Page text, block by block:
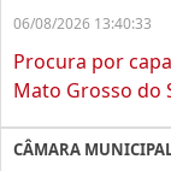
06/08/2026 13:40:33
Procura por
Mato Grosso do
CÂMARA